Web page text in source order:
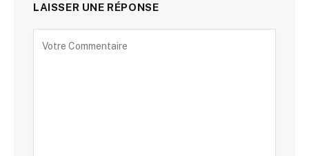
LAISSER UNE RÉPONSE